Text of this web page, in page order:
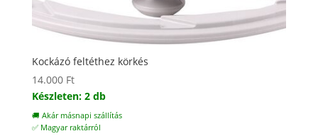
Kockázó feltéthez körkés
14.000 Ft
Készleten: 2 db
🚚 Akár másnapi szállítás
✅ Magyar raktárról